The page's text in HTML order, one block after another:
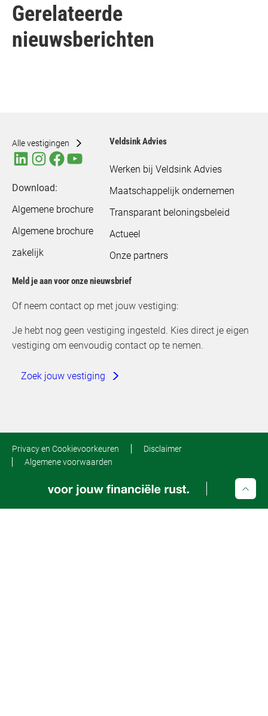
Gerelateerde
nieuwsberichten
Alle vestigingen
Download:
Algemene brochure
Algemene brochure
zakelijk
Veldsink Advies
Werken bij Veldsink Advies
Maatschappelijk ondernemen
Transparant beloningsbeleid
Actueel
Onze partners
Meld je aan voor onze nieuwsbrief
Of neem contact op met jouw vestiging:
Je hebt nog geen vestiging ingesteld. Kies direct je eigen
vestiging om eenvoudig contact op te nemen.
Zoek jouw vestiging
Privacy en Cookievoorkeuren
Disclaimer
Algemene voorwaarden